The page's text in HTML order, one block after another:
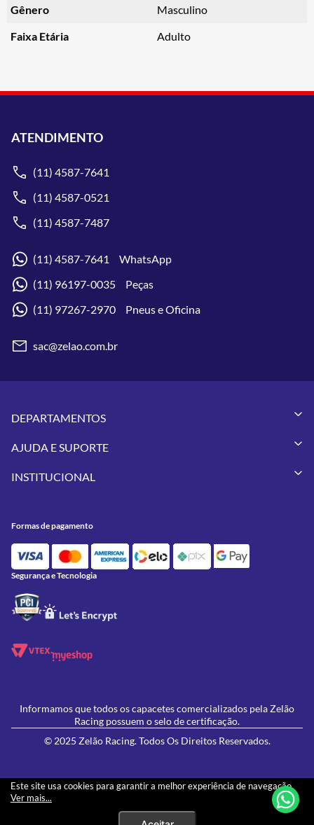
Este site usa cookies para garantir a melhor experiência de navegação.
Ver mais...
Gênero Masculino
Faixa Etária Adulto
ATENDIMENTO
(11) 4587-7641
(11) 4587-0521
(11) 4587-7487
(11) 4587-7641 WhatsApp
(11) 96197-0035 Peças
(11) 97267-2970 Pneus e Oficina
sac@zelao.com.br
DEPARTAMENTOS
Vestuários
Pneus
Utilidades
Feminino
Lançamentos
AJUDA E SUPORTE
Meus Pedidos
Política de Privacidade
Política de Campanhas e promoções
INSTITUCIONAL
Contato
Oficina/Serviços
Formas de pagamento
Segurança e Tecnologia
Informamos que todos os capacetes comercializados pela Zelão
Racing possuem o selo de certificação.
© 2025 Zelão Racing. Todos Os Direitos Reservados.
Os preços e condições de pagamento apresentados neste site não necessariamente